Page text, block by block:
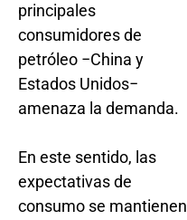
principales
consumidores de
petróleo −China y
Estados Unidos−
amenaza la demanda.
En este sentido, las
expectativas de
consumo se mantienen